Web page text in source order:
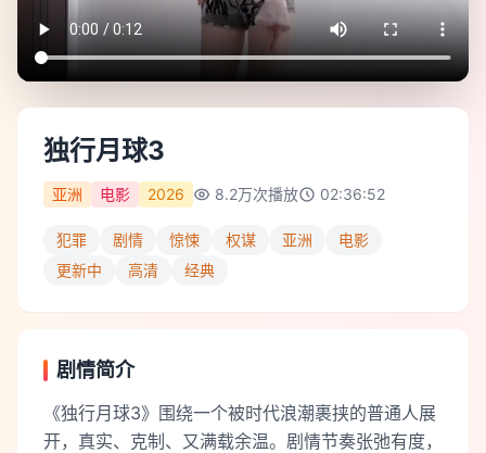
独行月球3
亚洲 电影 2026 8.2万次播放 02:36:52
犯罪 剧情 惊悚 权谋 亚洲
电影
更新中
高清 经典
剧情简介
《独行月球3》围绕一个被时代浪潮裹挟的普通人展
开，真实、克制、又满载余温。剧情节奏张弛有度，